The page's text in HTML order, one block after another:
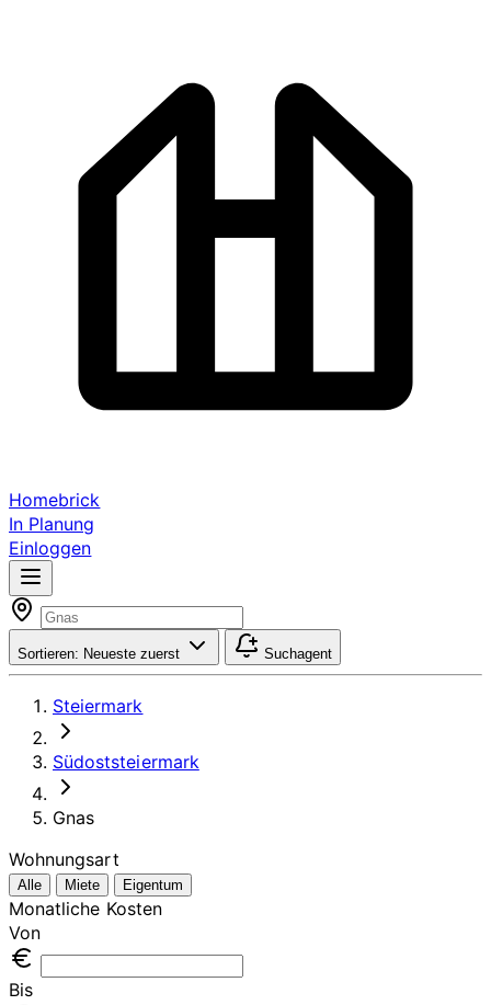
Homebrick
In Planung
Einloggen
Sortieren: Neueste zuerst Suchagent
Steiermark
Südoststeiermark
Gnas
Wohnungsart
Alle Miete Eigentum
Monatliche Kosten
Von
Bis